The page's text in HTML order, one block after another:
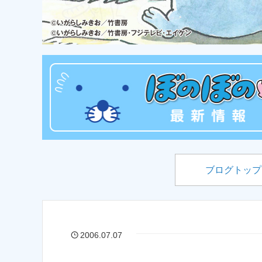
ブログトップ
2006.07.07